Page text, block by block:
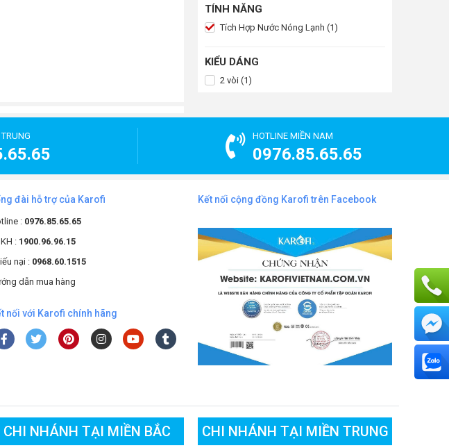
TÍNH NĂNG
Tích Hợp Nước Nóng Lạnh (1)
KIỂU DÁNG
2 vòi (1)
HOTLINE MIỀN NAM
0976.85.65.65
đài hỗ trợ của Karofi
: 0976.85.65.65
: 1900.96.96.15
nại : 0968.60.1515
dẫn mua hàng
nối với Karofi chính hãng
Kết nối cộng đồng Karofi trên Facebook
CHI NHÁNH TẠI MIỀN BẮC CHI NHÁNH TẠI MIỀN TRUNG